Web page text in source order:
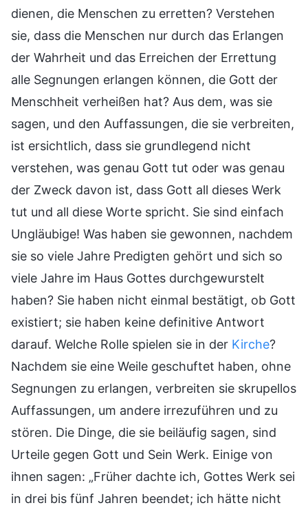
dienen, die Menschen zu erretten? Verstehen
sie, dass die Menschen nur durch das Erlangen
der Wahrheit und das Erreichen der Errettung
alle Segnungen erlangen können, die Gott der
Menschheit verheißen hat? Aus dem, was sie
sagen, und den Auffassungen, die sie verbreiten,
ist ersichtlich, dass sie grundlegend nicht
verstehen, was genau Gott tut oder was genau
der Zweck davon ist, dass Gott all dieses Werk
tut und all diese Worte spricht. Sie sind einfach
Ungläubige! Was haben sie gewonnen, nachdem
sie so viele Jahre Predigten gehört und sich so
viele Jahre im Haus Gottes durchgewurstelt
haben? Sie haben nicht einmal bestätigt, ob Gott
existiert; sie haben keine definitive Antwort
darauf. Welche Rolle spielen sie in der Kirche?
Nachdem sie eine Weile geschuftet haben, ohne
Segnungen zu erlangen, verbreiten sie skrupellos
Auffassungen, um andere irrezuführen und zu
stören. Die Dinge, die sie beiläufig sagen, sind
Urteile gegen Gott und Sein Werk. Einige von
ihnen sagen: „Früher dachte ich, Gottes Werk sei
in drei bis fünf Jahren beendet; ich hätte nicht